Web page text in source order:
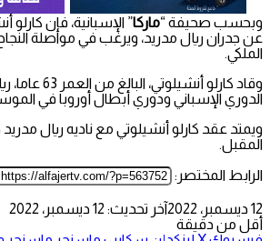
وبحسب صحيفة “ماركا” الإسبانية، فإن كارلو
عن جدران ريال مدريد، ويرغب في مواصلة
الملكي.
وقاد كارلو
الدوري الإسباني ودوري أبطال أوروبا في
ويمتد عقد كارلو أنشيلوتي مع ناديه ريال
المقبل.
الرابط المختصر:
12 ديسمبر، 2022
آخر تحديث: 12 ديسمبر، 2022
أقل من دقيقة